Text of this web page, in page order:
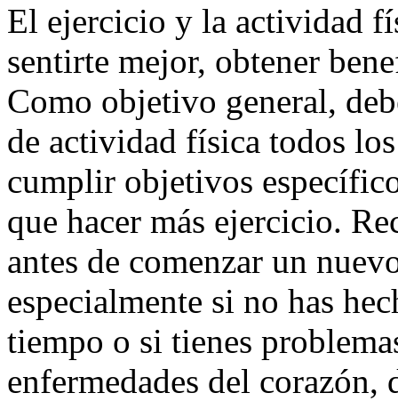
El ejercicio y la actividad
sentirte mejor, obtener
Como objetivo general,
de actividad física todos
cumplir objetivos
que hacer más ejercicio.
antes de comenzar un
especialmente si no has
tiempo o si tienes
enfermedades del corazón,